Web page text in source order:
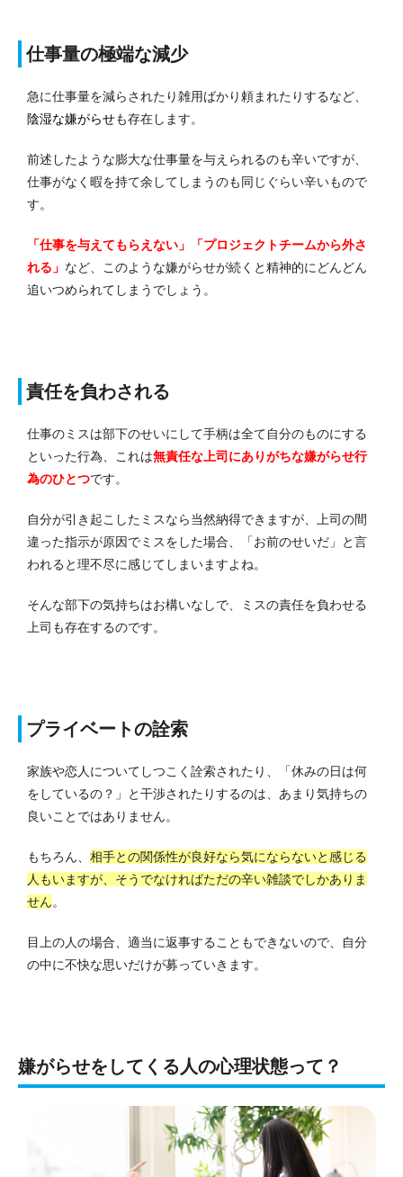
仕事量の極端な減少
急に仕事量を減らされたり雑用ばかり頼まれたりするなど、
陰湿な嫌がらせも存在します。
前述したような膨大な仕事量を与えられるのも辛いですが、
仕事がなく暇を持て余してしまうのも同じぐらい辛いもので
す。
「仕事を与えてもらえない」「プロジェクトチームから外さ
れる」 など、このような嫌がらせが続くと精神的にどんどん
追いつめられてしまうでしょう。
責任を負わされる
仕事のミスは部下のせいにして手柄は全て自分のものにする
といった行為、これは無責任な上司にありがちな嫌がらせ行
為のひとつです。
自分が引き起こしたミスなら当然納得できますが、上司の間
違った指示が原因でミスをした場合、「お前のせいだ」と言
われると理不尽に感じてしまいますよね。
そんな部下の気持ちはお構いなしで、ミスの責任を負わせる
上司も存在するのです。
プライベートの詮索
家族や恋人についてしつこく詮索されたり、「休みの日は何
をしているの？」と干渉されたりするのは、あまり気持ちの
良いことではありません。
もちろん、 相手との関係性が良好なら気にならないと感じる
人もいますが、そうでなければただの辛い雑談でしかありま
せん。
目上の人の場合、適当に返事することもできないので、自分
の中に不快な思いだけが募っていきます。
嫌がらせをしてくる人の心理状態って？